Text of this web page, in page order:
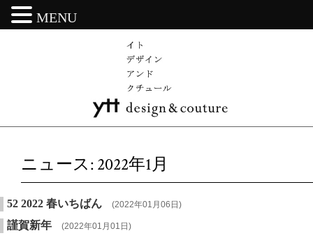
ニュース: 2022年1月
52 2022 春いちばん (2022年01月06日)
謹賀新年 (2022年01月01日)
MENU